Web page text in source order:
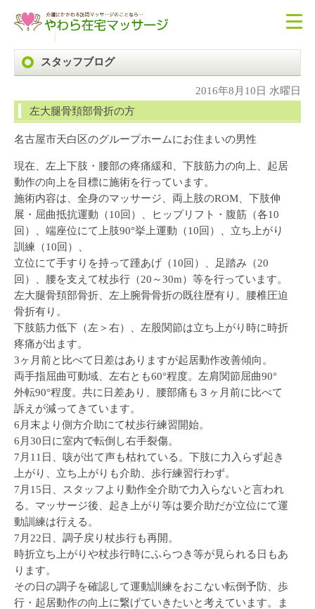
スタッフブログ
2016年8月10日 水曜日
左大腿骨頚部骨折の方
名古屋市天白区のグループホームにお住まいの男性
現在、左上下肢・腰部の疼痛緩和、下肢筋力の向上、起居
動作の向上を目標に施術を行っています。
施術内容は、全身のマッサージ、両上肢のROM、下肢伸
展・屈曲抵抗運動（10回）、ヒップリフト・腹筋（各10
回）、端座位にて上肢90°挙上運動（10回）、立ち上がり
訓練（10回）、
立位にて手すりを持って踵あげ（10回）、足踏み（20
回）、腰を支えて杖歩行（20～30m）等を行っています。
左大腿骨頚部骨折、左上腕骨骨折の既往歴有り。腰椎圧迫
骨折有り。
下肢筋力低下（左＞右）、左股関節は立ち上がり時に時折
疼痛が出ます。
3ヶ月前と比べて日差はありますが起居動作改善傾向。
両手指屈曲可動域、左右とも60°程度。左肩関節屈曲90°
外転90°程度。共に日差あり、腰部痛も３ヶ月前に比べて
訴えが減ってきています。
6月末より側方介助にて杖歩行練習開始。
6月30日に室内で転倒し右手裂傷。
7月11日、咳が出て声も枯れている。下肢に力入らず起き
上がり、立ち上がりも介助、歩行練習行わず。
7月15日、スタッフより動作全介助で力入らないと言われ
る。マッサージ後、起き上がり等は要介助だが立位にて運
動訓練は行える。
7月22日、調子戻り杖歩行も再開。
時折立ち上がりや杖歩行時にふらつき等が見られる日もあ
ります。
その日の調子を確認して運動訓練をおこない転倒予防、歩
行・起居動作の向上に繋げていきたいと考えています。ま